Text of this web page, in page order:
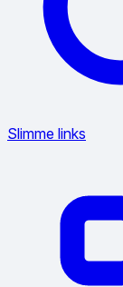
Slimme links